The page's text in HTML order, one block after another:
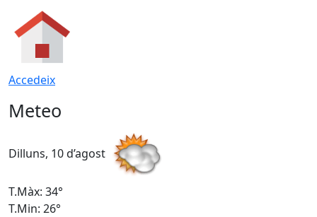
Accedeix
Meteo
Dilluns, 10 d’agost
T.Màx: 34°
T.Min: 26°